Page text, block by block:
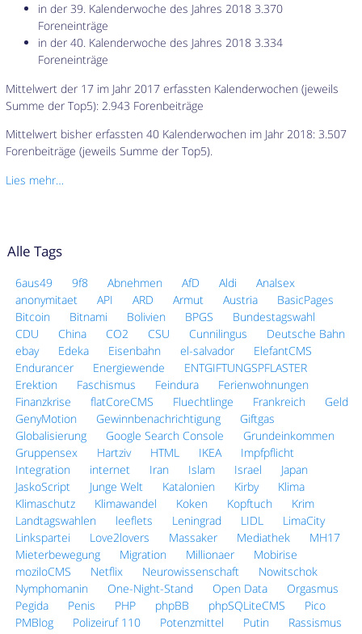
in der 39. Kalenderwoche des Jahres 2018 3.370
Foreneinträge
in der 40. Kalenderwoche des Jahres 2018 3.334
Foreneinträge
Mittelwert der 17 im Jahr 2017 erfassten Kalenderwochen (jeweils
Summe der Top5): 2.943 Forenbeiträge
Mittelwert bisher erfassten 40 Kalenderwochen im Jahr 2018: 3.507
Forenbeiträge (jeweils Summe der Top5).
Lies mehr…
Alle Tags
6aus49 9f8 Abnehmen AfD Aldi
Analsex
anonymitaet
API ARD Armut Austria
BasicPages
Bitcoin
Bitnami Bolivien BPGS
Bundestagswahl
CDU
China CO2 CSU Cunnilingus
Deutsche Bahn
ebay
Edeka Eisenbahn el-salvador
ElefantCMS
Endurancer
Energiewende
ENTGIFTUNGSPFLASTER
Erektion
Faschismus Feindura
Ferienwohnungen
Finanzkrise
flatCoreCMS Fluechtlinge Frankreich
Geld
GenyMotion
Gewinnbenachrichtigung
Giftgas
Globalisierung
Google Search Console
Grundeinkommen
Gruppensex
Hartziv HTML IKEA
Impfpflicht
Integration
internet Iran Islam Israel
Japan
JaskoScript
Junge Welt Katalonien Kirby
Klima
Klimaschutz
Klimawandel Koken Kopftuch
Krim
Landtagswahlen
leeflets Leningrad LIDL
LimaCity
Linkspartei
Love2lovers Massaker Mediathek
MH17
Mieterbewegung
Migration Millionaer
Mobirise
moziloCMS
Netflix Neurowissenschaft
Nowitschok
Nymphomanin
One-Night-Stand Open Data
Orgasmus
Pegida
Penis PHP phpBB phpSQLiteCMS
Pico
PMBlog
Polizeiruf 110 Potenzmittel Putin
Rassismus